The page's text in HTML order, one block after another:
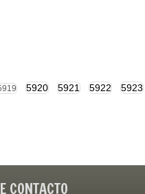
5920 5921 5922 5923
CONTACTO